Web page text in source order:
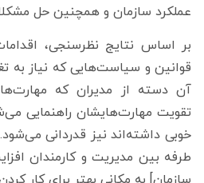
عملکرد سازمان و همچنین حل
بر اساس نتایج نظرسنجی،
قوانین و سیاست‌هایی که نیاز به
آن دسته از مدیران که
تقویت مهارت‌هایشان راهنمایی
خوبی داشته‌اند نیز قدردانی
طرفه بین مدیریت و کارمندان